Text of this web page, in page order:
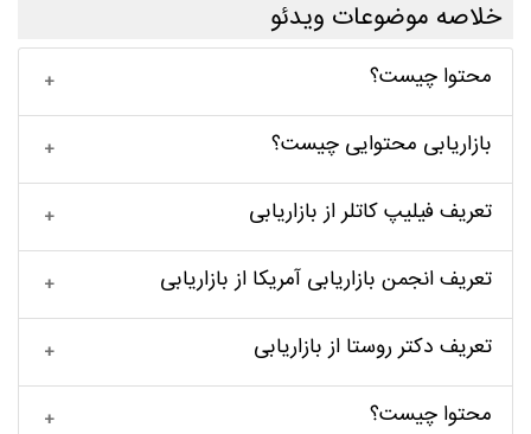
خلاصه موضوعات ویدئو
محتوا چیست؟
بازاریابی محتوایی چیست؟
تعریف فیلیپ کاتلر از بازاریابی
تعریف انجمن بازاریابی آمریکا از بازاریابی
تعریف دکتر روستا از بازاریابی
محتوا چیست؟